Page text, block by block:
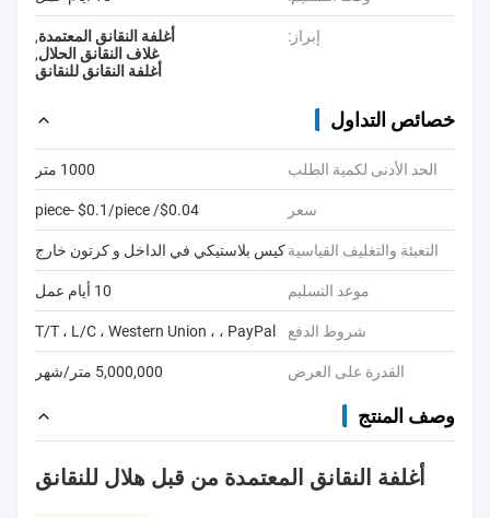
إبراز: أغلفة النقانق المعتمدة,
غلاف النقانق الحلال,
أغلفة النقانق للنقانق
خصائص التداول
الحد الأدنى لكمية الطلب 1000 متر
سعر $0.04/ piece- $0.1/piece
التعبئة والتغليف القياسيةكيس بلاستيكي في الداخل و كرتون خارج
موعد التسليم 10 أيام عمل
شروط الدفع T/T ، L/C ، Western Union ، ، PayPal
القدرة على العرض 5,000,000 متر/شهر
وصف المنتج
أغلفة النقانق المعتمدة من قبل هلال للنقانق